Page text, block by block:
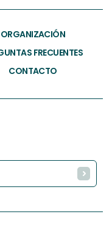
ORGANIZACIÓN
FRECUENTES
CONTACTO